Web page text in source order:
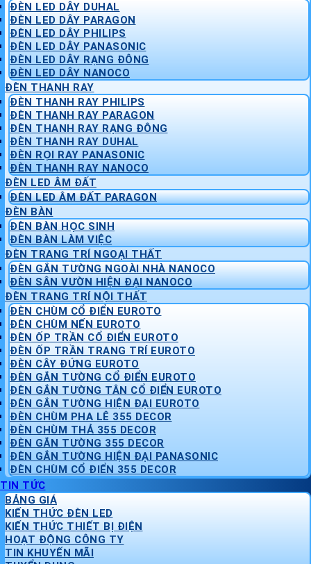
ĐÈN LED DÂY DUHAL
ĐÈN LED DÂY PARAGON
ĐÈN LED DÂY PHILIPS
ĐÈN LED DÂY PANASONIC
ĐÈN LED DÂY RẠNG ĐÔNG
ĐÈN LED DÂY NANOCO
ĐÈN THANH RAY
ĐÈN THANH RAY PHILIPS
ĐÈN THANH RAY PARAGON
ĐÈN THANH RAY RẠNG ĐÔNG
ĐÈN THANH RAY DUHAL
ĐÈN RỌI RAY PANASONIC
ĐÈN THANH RAY NANOCO
ĐÈN LED ÂM ĐẤT
ĐÈN LED ÂM ĐẤT PARAGON
ĐÈN BÀN
ĐÈN BÀN HỌC SINH
ĐÈN BÀN LÀM VIỆC
ĐÈN TRANG TRÍ NGOẠI THẤT
ĐÈN GẮN TƯỜNG NGOÀI NHÀ NANOCO
ĐÈN SÂN VƯỜN HIỆN ĐẠI NANOCO
ĐÈN TRANG TRÍ NỘI THẤT
ĐÈN CHÙM CỔ ĐIỂN EUROTO
ĐÈN CHÙM NẾN EUROTO
ĐÈN ỐP TRẦN CỔ ĐIỂN EUROTO
ĐÈN ỐP TRẦN TRANG TRÍ EUROTO
ĐÈN CÂY ĐỨNG EUROTO
ĐÈN GẮN TƯỜNG CỔ ĐIỂN EUROTO
ĐÈN GẮN TƯỜNG TÂN CỔ ĐIỂN EUROTO
ĐÈN GẮN TƯỜNG HIỆN ĐẠI EUROTO
ĐÈN CHÙM PHA LÊ 355 DECOR
ĐÈN CHÙM THẢ 355 DECOR
ĐÈN GẮN TƯỜNG 355 DECOR
ĐÈN GẮN TƯỜNG HIỆN ĐẠI PANASONIC
ĐÈN CHÙM CỔ ĐIỂN 355 DECOR
TIN TỨC
BẢNG GIÁ
KIẾN THỨC ĐÈN LED
KIẾN THỨC THIẾT BỊ ĐIỆN
HOẠT ĐỘNG CÔNG TY
TIN KHUYẾN MÃI